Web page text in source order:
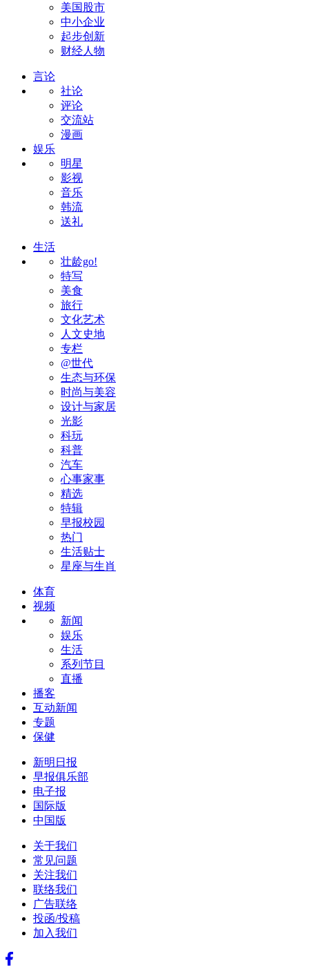
美国股市
中小企业
起步创新
财经人物
言论
社论
评论
交流站
漫画
娱乐
明星
影视
音乐
韩流
送礼
生活
壮龄go!
特写
美食
旅行
文化艺术
人文史地
专栏
@世代
生态与环保
时尚与美容
设计与家居
光影
科玩
科普
汽车
心事家事
精选
特辑
早报校园
热门
生活贴士
星座与生肖
体育
视频
新闻
娱乐
生活
系列节目
直播
播客
互动新闻
专题
保健
新明日报
早报俱乐部
电子报
国际版
中国版
关于我们
常见问题
关注我们
联络我们
广告联络
投函/投稿
加入我们